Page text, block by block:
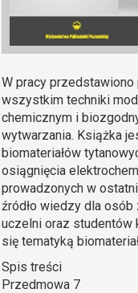
W pracy przedstawiono
wszystkim techniki
chemicznym i
wytwarzania. Książka
biomateriałów
osiągnięcia
prowadzonych w
źródło wiedzy dla osób
uczelni oraz studentów
się tematyką
Spis treści
Przedmowa 7